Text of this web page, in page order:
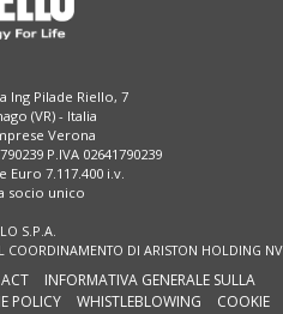
Ing Pilade Riello, 7
(VR) - Italia
Verona
P.IVA 02641790239
Euro 7.117.400 i.v.
socio unico
S.P.A.
COORDINAMENTO DI ARISTON HOLDING NV
INFORMATIVA GENERALE SULLA
POLICY WHISTLEBLOWING
COOKIE